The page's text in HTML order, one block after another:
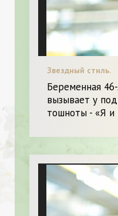
Звездный стиль.
Беременная
вызывает у
тошноты - «Я